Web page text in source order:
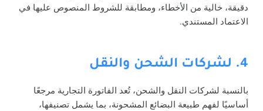
دقيقة، خالية من الأخطاء، ومطابقة للشروط المنصوص عليها في
الاعتماد المستندي.
4. لشركات الشحن والنقل
بالنسبة لشركات النقل والشحن، تُعد الفاتورة التجارية مرجعًا
أساسيًا لفهم طبيعة البضائع المشحونة، بما يشمل تصنيفها،